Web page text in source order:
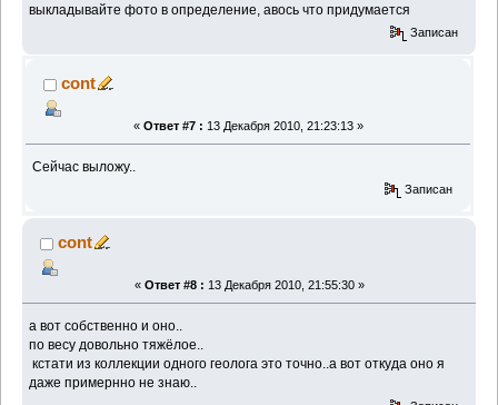
выкладывайте фото в определение, авось что придумается
Записан
cont
« Ответ #7 : 13 Декабря 2010, 21:23:13 »
Сейчас выложу..
Записан
cont
« Ответ #8 : 13 Декабря 2010, 21:55:30 »
а вот собственно и оно..
по весу довольно тяжёлое..
кстати из коллекции одного геолога это точно..а вот откуда оно я
даже примернно не знаю..